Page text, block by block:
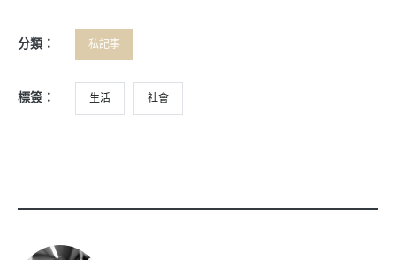
分類： 私記事
標簽： 生活 社會